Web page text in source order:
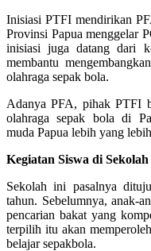
Inisiasi PTFI mendirikan
Provinsi Papua menggelar
inisiasi juga datang dari
membantu
olahraga sepak bola.
Adanya PFA, pihak PTFI
olahraga sepak bola di
muda Papua lebih yang
Kegiatan Siswa di Sekolah
Sekolah ini pasalnya
tahun. Sebelumnya, anak-
pencarian bakat yang
terpilih itu akan
belajar sepakbola.